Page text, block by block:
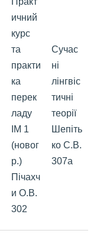
ичний
курс
та
практи
ка
перек
ладу
ІМ 1
(новог
р.)
Пічахч
и О.В.
302
Сучас
ні
лінгвіс
тичні
теорії
Шепіть
ко С.В.
307а